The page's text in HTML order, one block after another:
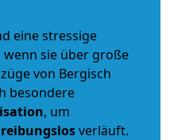
eine stressige
sie über große
von Bergisch
besondere
, um
reibungslosverläuft.